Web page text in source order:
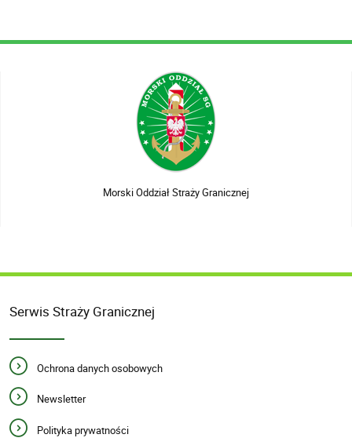
Morski Oddział Straży Granicznej
Serwis Straży Granicznej
Ochrona danych osobowych
Newsletter
Polityka prywatności